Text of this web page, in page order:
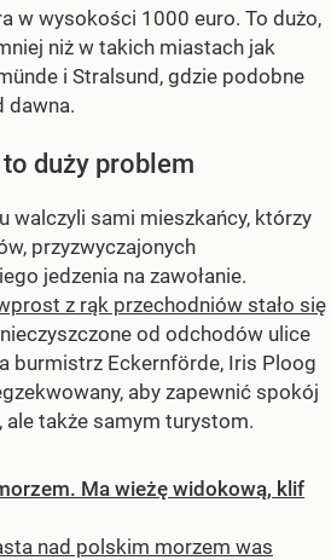
w wysokości 1000 euro. To dużo,
niż w takich miastach jak
i Stralsund, gdzie podobne
dawna.
duży problem
walczyli sami mieszkańcy, którzy
przyzwyczajonych
jedzenia na zawołanie.
z rąk przechodniów stało się
od odchodów ulice
burmistrz Eckernförde, Iris Ploog
aby zapewnić spokój
także samym turystom.
Ma wieżę widokową, klif
nad polskim morzem was